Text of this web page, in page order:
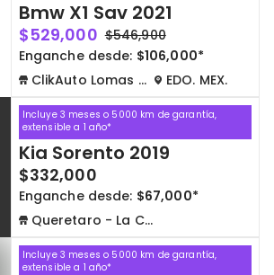
Bmw X1 Sav 2021
$529,000 $546,900
Enganche desde: $106,000*
ClikAuto Lomas Verdes
EDO. MEX.
Incluye 3 meses o 5000 km de garantía,
extensible a 1 año*
Kia Sorento 2019
$332,000
Enganche desde: $67,000*
Queretaro - La Capilla
Incluye 3 meses o 5000 km de garantía,
extensible a 1 año*